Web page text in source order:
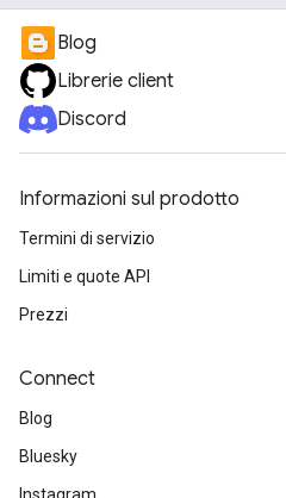
Blog
Librerie client
Discord
Informazioni sul prodotto
Termini di servizio
Limiti e quote API
Prezzi
Connect
Blog
Bluesky